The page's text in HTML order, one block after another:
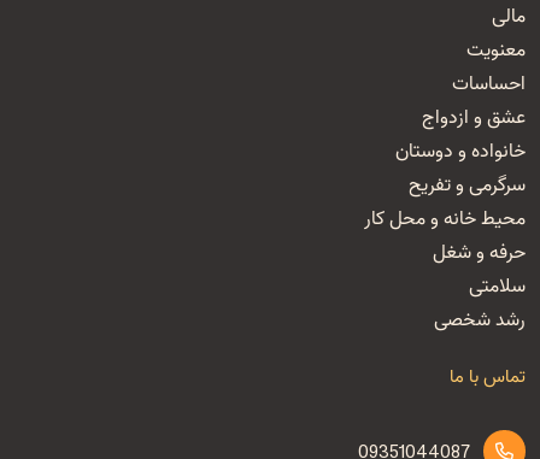
مالی
معنویت
احساسات
عشق و ازدواج
خانواده و دوستان
سرگرمی و تفریح
محیط خانه و محل کار
حرفه و شغل
سلامتی
رشد شخصی
تماس با ما